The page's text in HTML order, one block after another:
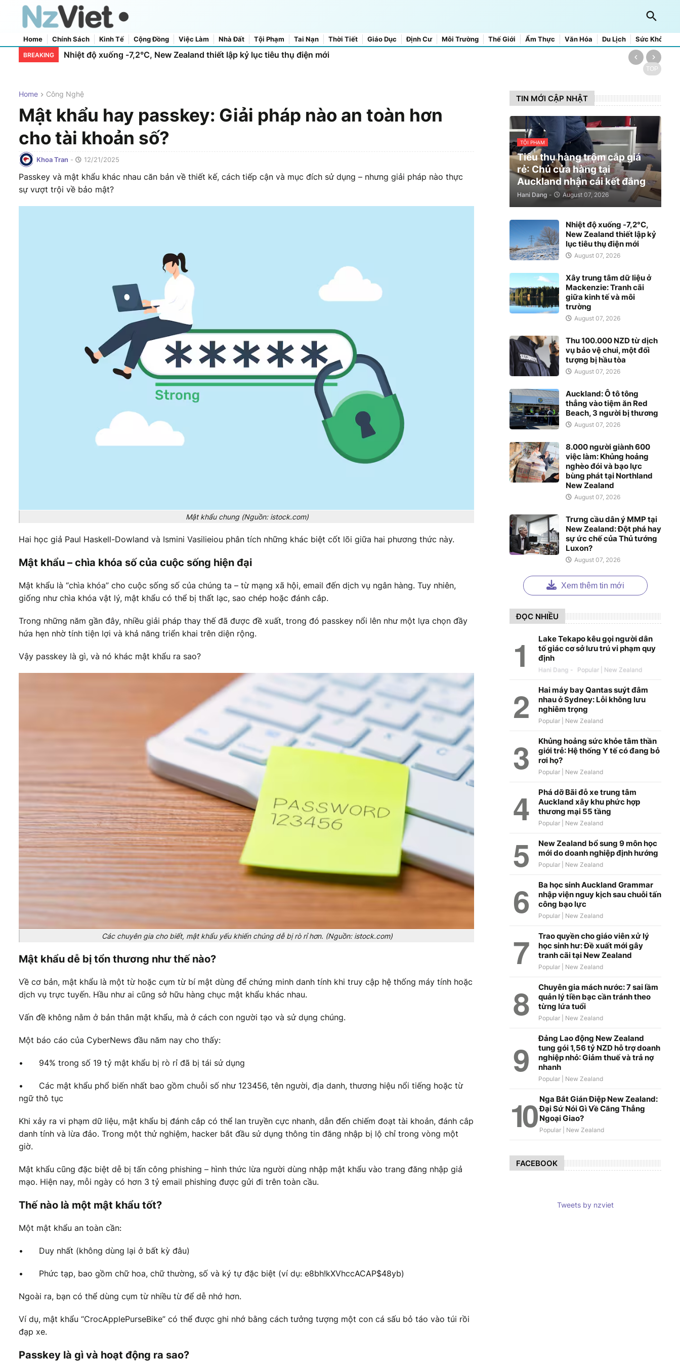
Home Chính Sách Kinh Tế Cộng Đồng Việc Làm Nhà Đất Tội Phạm Tai Nạn Thời Tiết Giáo Dục Định Cư Môi Trường Thế Giới Ẩm Thực Văn Hóa Du Lịch Sức Khỏe
Home About Us
Contact Us
BREAKING
Nhiệt độ xuống -7,2°C, New Zealand thiết lập kỷ lục tiêu thụ điện mới
TOP
Home Công Nghệ
Mật khẩu hay passkey: Giải pháp nào an toàn hơn
cho tài khoản số?
Khoa Tran - 12/21/2025
Passkey và mật khẩu khác nhau căn bản về thiết kế, cách tiếp cận và mục đích sử dụng – nhưng giải pháp nào thực
sự vượt trội về bảo mật?
Mật khẩu chung (Nguồn: istock.com)
Hai học giả Paul Haskell-Dowland và Ismini Vasilieiou phân tích những khác biệt cốt lõi giữa hai phương thức này.
Mật khẩu – chìa khóa số của cuộc sống hiện đại
Mật khẩu là “chìa khóa” cho cuộc sống số của chúng ta – từ mạng xã hội, email đến dịch vụ ngân hàng. Tuy nhiên,
giống như chìa khóa vật lý, mật khẩu có thể bị thất lạc, sao chép hoặc đánh cắp.
Trong những năm gần đây, nhiều giải pháp thay thế đã được đề xuất, trong đó passkey nổi lên như một lựa chọn đầy
hứa hẹn nhờ tính tiện lợi và khả năng triển khai trên diện rộng.
Vậy passkey là gì, và nó khác mật khẩu ra sao?
Các chuyên gia cho biết, mật khẩu yếu khiến chúng dễ bị rò rỉ hơn. (Nguồn: istock.com)
Mật khẩu dễ bị tổn thương như thế nào?
Về cơ bản, mật khẩu là một từ hoặc cụm từ bí mật dùng để chứng minh danh tính khi truy cập hệ thống máy tính hoặc
dịch vụ trực tuyến. Hầu như ai cũng sở hữu hàng chục mật khẩu khác nhau.
Vấn đề không nằm ở bản thân mật khẩu, mà ở cách con người tạo và sử dụng chúng.
Một báo cáo của CyberNews đầu năm nay cho thấy:
• 94% trong số 19 tỷ mật khẩu bị rò rỉ đã bị tái sử dụng
•
Các mật khẩu phổ biến nhất bao gồm chuỗi số như 123456, tên người, địa danh, thương hiệu nổi tiếng hoặc từ
ngữ thô tục
Khi xảy ra vi phạm dữ liệu, mật khẩu bị đánh cắp có thể lan truyền cực nhanh, dẫn đến chiếm đoạt tài khoản, đánh cắp
danh tính và lừa đảo. Trong một thử nghiệm, hacker bắt đầu sử dụng thông tin đăng nhập bị lộ chỉ trong vòng một
giờ.
Mật khẩu cũng đặc biệt dễ bị tấn công phishing – hình thức lừa người dùng nhập mật khẩu vào trang đăng nhập giả
mạo. Hiện nay, mỗi ngày có hơn 3 tỷ email phishing được gửi đi trên toàn cầu.
Thế nào là một mật khẩu tốt?
Một mật khẩu an toàn cần:
• Duy nhất (không dùng lại ở bất kỳ đâu)
• Phức tạp, bao gồm chữ hoa, chữ thường, số và ký tự đặc biệt (ví dụ: e8bh!kXVhccACAP$48yb)
Ngoài ra, bạn có thể dùng cụm từ nhiều từ để dễ nhớ hơn.
Ví dụ, mật khẩu “CrocApplePurseBike” có thể được ghi nhớ bằng cách tưởng tượng một con cá sấu bỏ táo vào túi rồi
đạp xe.
Passkey là gì và hoạt động ra sao?
TIN MỚI CẬP NHẬT
TỘI PHẠM
Tiêu thụ hàng trộm cắp giá
rẻ: Chủ cửa hàng tại
Auckland nhận cái kết đắng
Hani Dang - August 07, 2026
Nhiệt độ xuống -7,2°C,
New Zealand thiết lập kỷ
lục tiêu thụ điện mới
August 07, 2026
Xây trung tâm dữ liệu ở
Mackenzie: Tranh cãi
giữa kinh tế và môi
trường
August 07, 2026
Thu 100.000 NZD từ dịch
vụ bảo vệ chui, một đối
tượng bị hầu tòa
August 07, 2026
Auckland: Ô tô tông
thẳng vào tiệm ăn Red
Beach, 3 người bị thương
August 07, 2026
8.000 người giành 600
việc làm: Khủng hoảng
nghèo đói và bạo lực
bùng phát tại Northland
New Zealand
August 07, 2026
Trưng cầu dân ý MMP tại
New Zealand: Đột phá hay
sự ức chế của Thủ tướng
Luxon?
August 07, 2026
Xem thêm tin mới
ĐỌC NHIỀU
Lake Tekapo kêu gọi người dân
tố giác cơ sở lưu trú vi phạm quy
định
Hani Dang -
Hai máy bay Qantas suýt đâm
nhau ở Sydney: Lỗi không lưu
nghiêm trọng
Khủng hoảng sức khỏe tâm thần
giới trẻ: Hệ thống Y tế có đang bỏ
rơi họ?
Phá dỡ Bãi đỗ xe trung tâm
Auckland xây khu phức hợp
thương mại 55 tầng
New Zealand bổ sung 9 môn học
mới do doanh nghiệp định hướng
Ba học sinh Auckland Grammar
nhập viện nguy kịch sau chuỗi tấn
công bạo lực
Trao quyền cho giáo viên xử lý
học sinh hư: Đề xuất mới gây
tranh cãi tại New Zealand
Chuyên gia mách nước: 7 sai lầm
quản lý tiền bạc cần tránh theo
từng lứa tuổi
Đảng Lao động New Zealand
tung gói 1,56 tỷ NZD hỗ trợ doanh
nghiệp nhỏ: Giảm thuế và trả nợ
nhanh
Nga Bắt Gián Điệp New Zealand:
Đại Sứ Nói Gì Về Căng Thẳng
Ngoại Giao?
FACEBOOK
Tweets by nzviet